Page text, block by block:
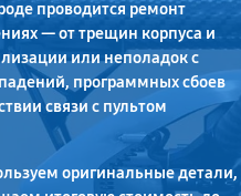
проводится ремонт
— от трещин корпуса и
или неполадок с
программных сбоев
связи с пультом
оригинальные детали,